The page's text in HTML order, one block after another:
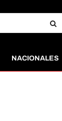
NACIONALES